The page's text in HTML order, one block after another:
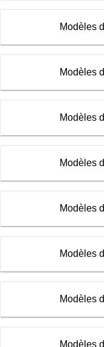
Modèles
Modèles
Modèles
Modèles
Modèles
Modèles
Modèles
Modèles